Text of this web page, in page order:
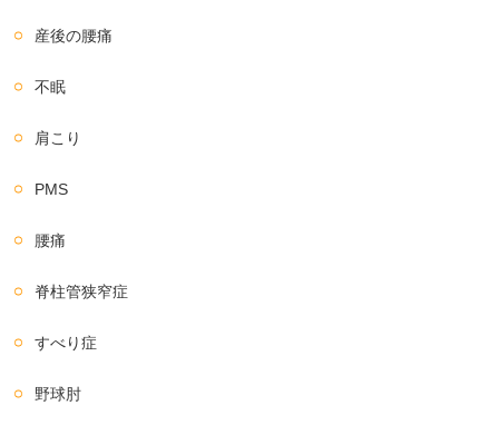
産後の腰痛
不眠
肩こり
PMS
腰痛
脊柱管狭窄症
すべり症
野球肘